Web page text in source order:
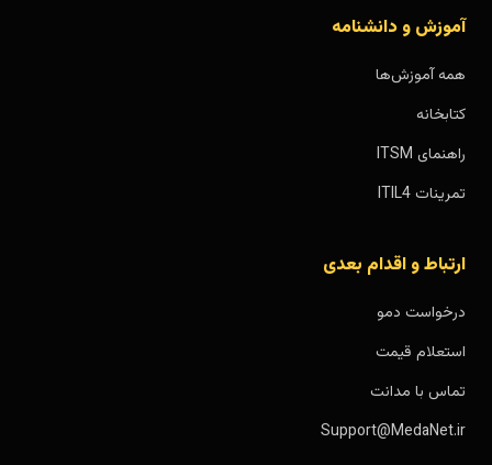
آموزش و دانشنامه
همه آموزش‌ها
کتابخانه
راهنمای ITSM
تمرینات ITIL4
ارتباط و اقدام بعدی
درخواست دمو
استعلام قیمت
تماس با مدانت
Support@MedaNet.ir